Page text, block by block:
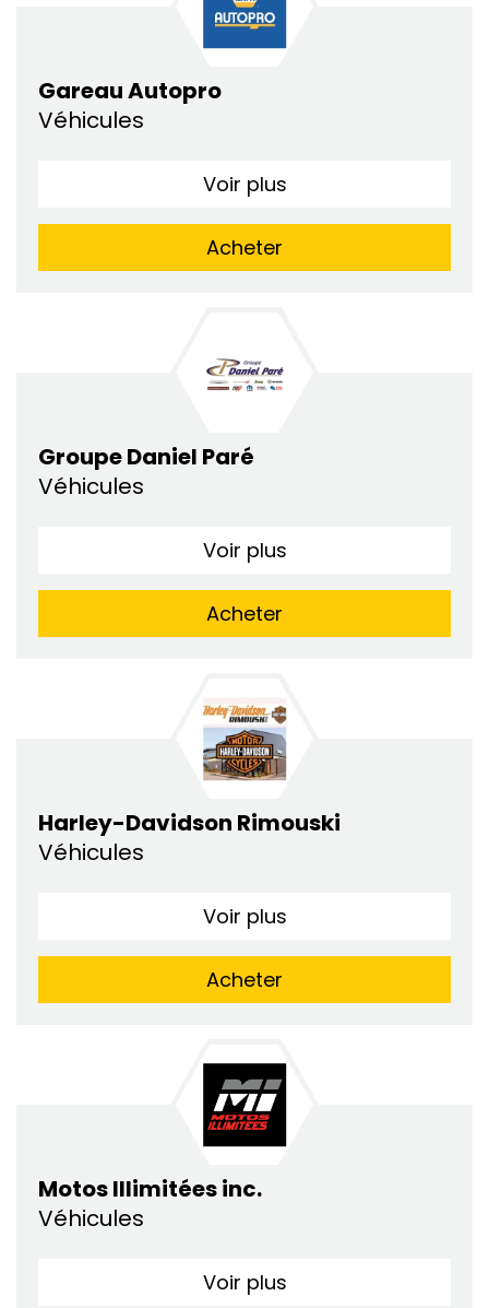
Gareau Autopro
Véhicules
Voir plus
Acheter
Groupe Daniel Paré
Véhicules
Voir plus
Acheter
Harley-Davidson Rimouski
Véhicules
Voir plus
Acheter
Motos Illimitées inc.
Véhicules
Voir plus